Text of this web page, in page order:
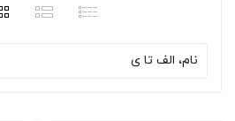
نام، الف تا ی